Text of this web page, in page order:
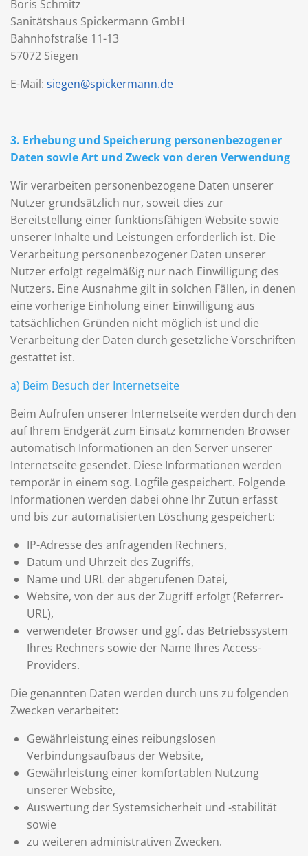
Boris Schmitz
Sanitätshaus Spickermann GmbH
Bahnhofstraße 11-13
57072 Siegen
E-Mail: siegen@spickermann.de
3. Erhebung und Speicherung personenbezogener
Daten sowie Art und Zweck von deren Verwendung
Wir verarbeiten personenbezogene Daten unserer
Nutzer grundsätzlich nur, soweit dies zur
Bereitstellung einer funktionsfähigen Website sowie
unserer Inhalte und Leistungen erforderlich ist. Die
Verarbeitung personenbezogener Daten unserer
Nutzer erfolgt regelmäßig nur nach Einwilligung des
Nutzers. Eine Ausnahme gilt in solchen Fällen, in denen
eine vorherige Einholung einer Einwilligung aus
tatsächlichen Gründen nicht möglich ist und die
Verarbeitung der Daten durch gesetzliche Vorschriften
gestattet ist.
a) Beim Besuch der Internetseite
Beim Aufrufen unserer Internetseite werden durch den
auf Ihrem Endgerät zum Einsatz kommenden Browser
automatisch Informationen an den Server unserer
Internetseite gesendet. Diese Informationen werden
temporär in einem sog. Logfile gespeichert. Folgende
Informationen werden dabei ohne Ihr Zutun erfasst
und bis zur automatisierten Löschung gespeichert:
IP-Adresse des anfragenden Rechners,
Datum und Uhrzeit des Zugriffs,
Name und URL der abgerufenen Datei,
Website, von der aus der Zugriff erfolgt (Referrer-
URL),
verwendeter Browser und ggf. das Betriebssystem
Ihres Rechners sowie der Name Ihres Access-
Providers.
Die genannten Daten werden durch uns zu folgenden
Zwecken verarbeitet:
Gewährleistung eines reibungslosen
Verbindungsaufbaus der Website,
Gewährleistung einer komfortablen Nutzung
unserer Website,
Auswertung der Systemsicherheit und -stabilität
sowie
zu weiteren administrativen Zwecken.